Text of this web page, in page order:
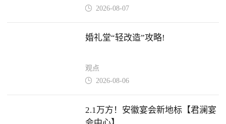
 2026-08-07
婚礼堂“轻改造”攻略!
观点
 2026-08-06
2.1万方！安徽宴会新地标【君澜宴